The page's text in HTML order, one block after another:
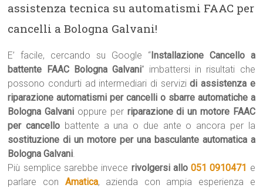
assistenza tecnica su automatismi FAAC per
cancelli a Bologna Galvani!
E’ facile, cercando su Google “Installazione Cancello a
battente FAAC Bologna Galvani” imbattersi in risultati che
possono condurti ad intermediari di servizidi assistenza e
riparazione automatismi per cancelli o sbarre automatiche a
Bologna Galvani oppure per riparazione di un motore FAAC
per cancello battente a una o due ante o ancora per la
sostituzione di un motore per una basculante automatica a
Bologna Galvani.
Più semplice sarebbe invece rivolgersi allo051 0910471 e
parlare con Amatica, azienda con ampia esperienza e